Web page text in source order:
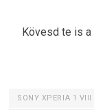
Kövesd te is a
SONY XPERIA 1 VIII